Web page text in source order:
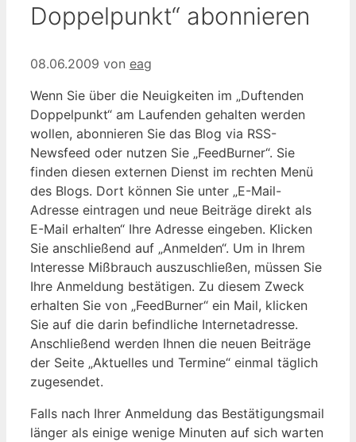
Doppelpunkt“ abonnieren
08.06.2009 von eag
Wenn Sie über die Neuigkeiten im „Duftenden
Doppelpunkt“ am Laufenden gehalten werden
wollen, abonnieren Sie das Blog via RSS-
Newsfeed oder nutzen Sie „FeedBurner“. Sie
finden diesen externen Dienst im rechten Menü
des Blogs. Dort können Sie unter „E-Mail-
Adresse eintragen und neue Beiträge direkt als
E-Mail erhalten“ Ihre Adresse eingeben. Klicken
Sie anschließend auf „Anmelden“. Um in Ihrem
Interesse Mißbrauch auszuschließen, müssen Sie
Ihre Anmeldung bestätigen. Zu diesem Zweck
erhalten Sie von „FeedBurner“ ein Mail, klicken
Sie auf die darin befindliche Internetadresse.
Anschließend werden Ihnen die neuen Beiträge
der Seite „Aktuelles und Termine“ einmal täglich
zugesendet.
Falls nach Ihrer Anmeldung das Bestätigungsmail
länger als einige wenige Minuten auf sich warten